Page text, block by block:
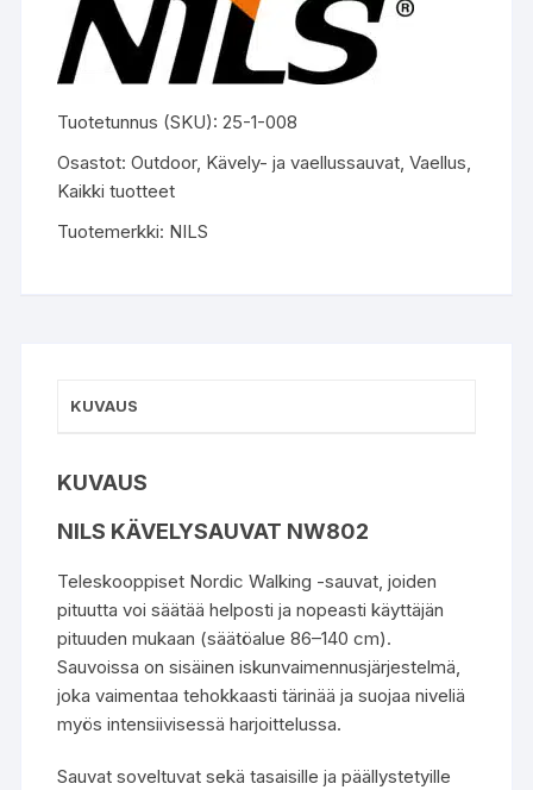
Tuotetunnus (SKU):25-1-008
Osastot:Outdoor, Kävely- ja vaellussauvat,Vaellus,
Kaikki tuotteet
Tuotemerkki: NILS
KUVAUS
KUVAUS
NILS KÄVELYSAUVAT NW802
Teleskooppiset Nordic Walking -sauvat, joiden
pituutta voi säätää helposti ja nopeasti käyttäjän
pituuden mukaan (säätöalue 86–140 cm).
Sauvoissa on sisäinen iskunvaimennusjärjestelmä,
joka vaimentaa tehokkaasti tärinää ja suojaa niveliä
myös intensiivisessä harjoittelussa.
Sauvat soveltuvat sekä tasaisille ja päällystetyille